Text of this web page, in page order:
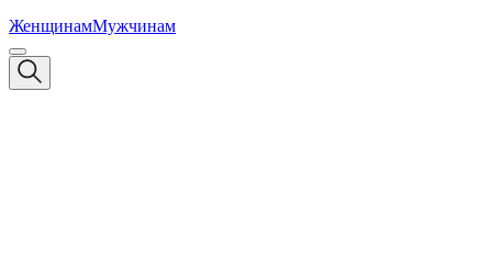
ЖенщинамМужчинам